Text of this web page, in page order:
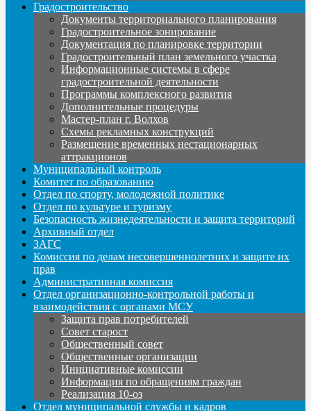
Градостроительство
Документы территориального планирования
Градостроительное зонирование
Документация по планировке территории
Градостроительный план земельного участка
Информационные системы в сфере
градостроительной деятельности
Программы комплексного развития
Дополнительные процедуры
Мастер-план г. Волхов
Схемы рекламных конструкций
Размещение временных нестационарных
аттракционов
Муниципальный контроль
Комитет по образованию
Отдел по спорту, молодежной политике
Отдел по культуре и туризму
Безопасность жизнедеятельности и защита территорий
Архивный отдел
ЗАГС
Комиссия по делам несовершеннолетних и защите их
прав
Административная комиссия
Отдел организационно-контрольной работы и
взаимодействия с органами МСУ
Защита прав потребителей
Совет старост
Общественный совет
Общественные организации
Инициативные комиссии
Информация по обращениям граждан
Реализация 10-оз
Отдел муниципальной службы и кадров